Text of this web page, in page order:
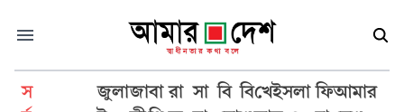
স
জুলাজাবা রা সা বি বিখেইসলা ফিআমার